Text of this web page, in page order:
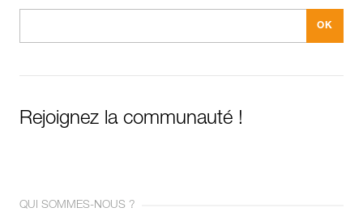
Rejoignez la communauté !
QUI SOMMES-NOUS ?